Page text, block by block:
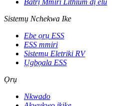
Batrị Mmiri Lithium dị elu
Sistemụ Nchekwa Ike
Ebe ọrụ ESS
ESS mmiri
Sistemụ Eletriki RV
Ụgbọala ESS
Ọrụ
Nkwado